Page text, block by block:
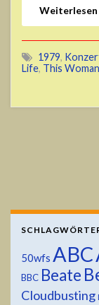
Weiterlesen
1979,
Life, This
50wfs ABC
BBC Beate
Cloudbusting